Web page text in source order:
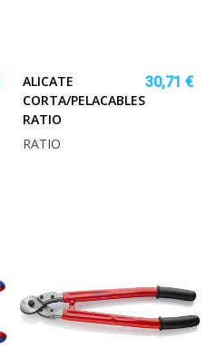
ALICATE
CORTA/PELACABLES
RATIO
30,71 €
RATIO